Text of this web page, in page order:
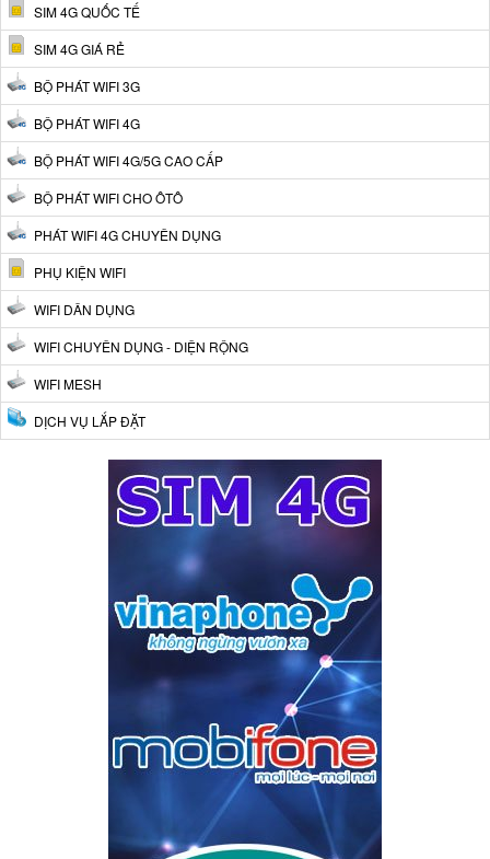
SIM 4G QUỐC TẾ
SIM 4G GIÁ RẺ
BỘ PHÁT WIFI 3G
BỘ PHÁT WIFI 4G
BỘ PHÁT WIFI 4G/5G CAO CẤP
BỘ PHÁT WIFI CHO ÔTÔ
PHÁT WIFI 4G CHUYÊN DỤNG
PHỤ KIỆN WIFI
WIFI DÂN DỤNG
WIFI CHUYÊN DỤNG - DIỆN RỘNG
WIFI MESH
DỊCH VỤ LẮP ĐẶT